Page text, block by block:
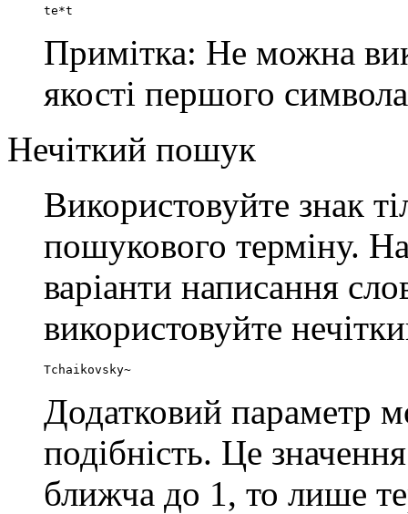
te*t
Примітка: Не можна
якості першого
Нечіткий пошук
Використовуйте знак
пошукового терміну.
варіанти написання
використовуйте
Tchaikovsky~
Додатковий параметр
подібність. Це
ближча до 1, то лише